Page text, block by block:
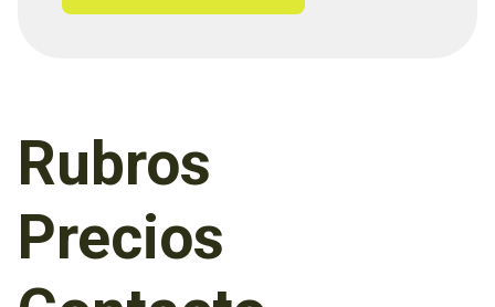
Rubros
Precios